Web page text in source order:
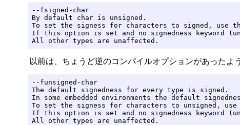
--fsigned-char
By default char is unsigned.
To set the signess for characters to signed, use
If this option is set and no signedness keyword
All other types are unaffected.
以前は、ちょうど逆のコンパイルオプションがあったよ
--funsigned-char
The default signedness for every type is signed.
In some embedded environments the default
To set the signess for characters to unsigned,
If this option is set and no signedness keyword
All other types are unaffected.